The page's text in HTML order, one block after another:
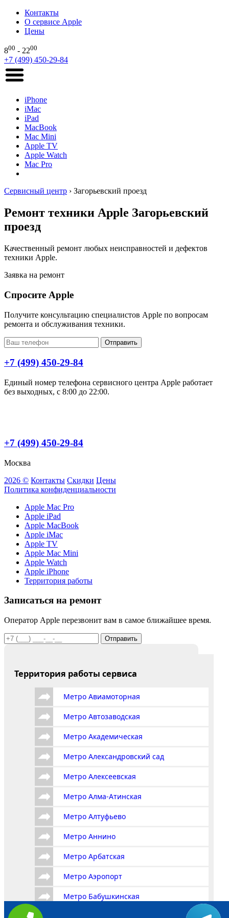
Контакты
О сервисе Apple
Цены
800 - 2200
+7 (499) 450-29-84
iPhone
iMac
iPad
MacBook
Mac Mini
Apple TV
Apple Watch
Mac Pro
Сервисный центр › Загорьевский проезд
Ремонт техники Apple Загорьевский
проезд
Качественный ремонт любых неисправностей и дефектов
техники Apple.
Заявка на ремонт
Спросите Apple
Получите консультацию специалистов Apple по вопросам
ремонта и обслуживания техники.
Отправить
+7 (499) 450-29-84
Единый номер телефона сервисного центра Apple работает
без выходных, с 8:00 до 22:00.
+7 (499) 450-29-84
Москва
2026 © Контакты Скидки Цены
Политика конфиденциальности
Apple Mac Pro
Apple iPad
Apple MacBook
Apple iMac
Apple TV
Apple Mac Mini
Apple Watch
Apple iPhone
Территория работы
Записаться на ремонт
Оператор Apple перезвонит вам в самое ближайшее время.
Отправить
Территория работы сервиса
Метро Авиамоторная
Метро Автозаводская
Метро Академическая
Метро Александровский сад
Метро Алексеевская
Метро Алма-Атинская
Метро Алтуфьево
Метро Аннино
Метро Арбатская
Метро Аэропорт
Метро Бабушкинская